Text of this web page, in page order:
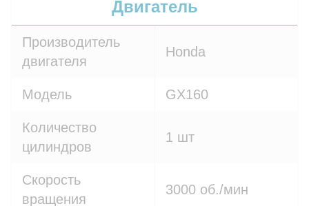
Двигатель
Производитель
двигателя
Honda
Модель GX160
Количество
цилиндров
1 шт
Скорость
вращения
3000 об./мин